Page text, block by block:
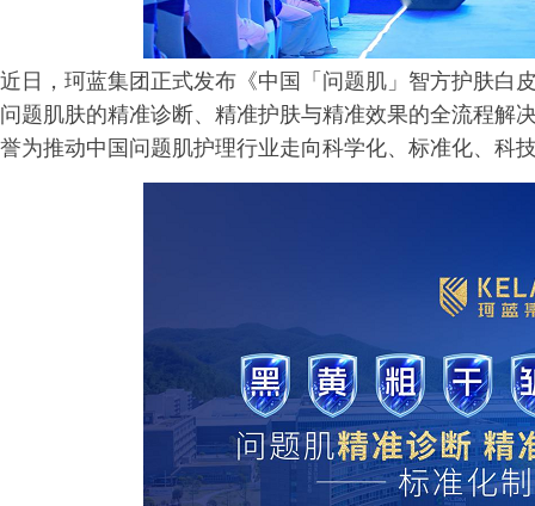
近日，珂蓝集团正式发布《中国「问题肌」智方护肤白
问题肌肤的精准诊断、精准护肤与精准效果的全流程解
誉为推动中国问题肌护理行业走向科学化、标准化、科